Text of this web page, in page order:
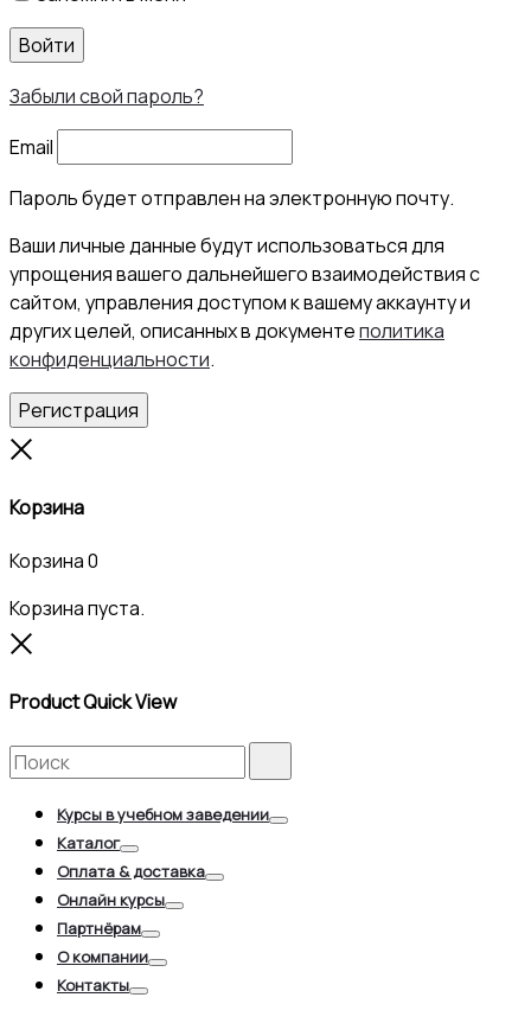
Войти
Забыли свой пароль?
Email
Пароль будет отправлен на электронную почту.
Ваши личные данные будут использоваться для
упрощения вашего дальнейшего взаимодействия с
сайтом, управления доступом к вашему аккаунту и
других целей, описанных в документеполитика
конфиденциальности.
Регистрация
Корзина
Корзина0
Корзина пуста.
Product Quick View
Search
for:
Курсы в учебном заведении
Каталог
Toggle
Оплата & доставка
Онлайн курсы
Партнёрам
О компании
Контакты